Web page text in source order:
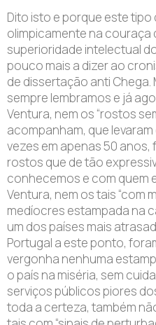
Dito isto e porque este
olimpicamente na couraça
superioridade intelectual
pouco mais a dizer ao
de dissertação anti
sempre lembramos e já
Ventura, nem os “rostos
acompanham, que
vezes em apenas 50
rostos que de tão
conhecemos e com quem
Ventura, nem os tais “com
medíocres estampada na
um dos países mais
Portugal a este ponto,
vergonha nenhuma
o país na miséria, sem
serviços públicos piores
toda a certeza, também